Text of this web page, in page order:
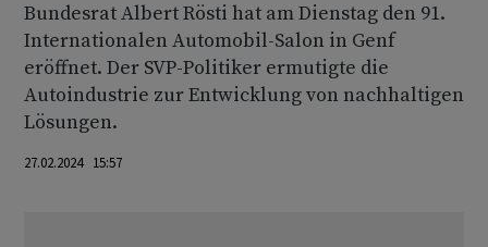
Bundesrat Albert Rösti hat am Dienstag den 91.
Internationalen Automobil-Salon in Genf
eröffnet. Der SVP-Politiker ermutigte die
Autoindustrie zur Entwicklung von nachhaltigen
Lösungen.
27.02.2024 15:57